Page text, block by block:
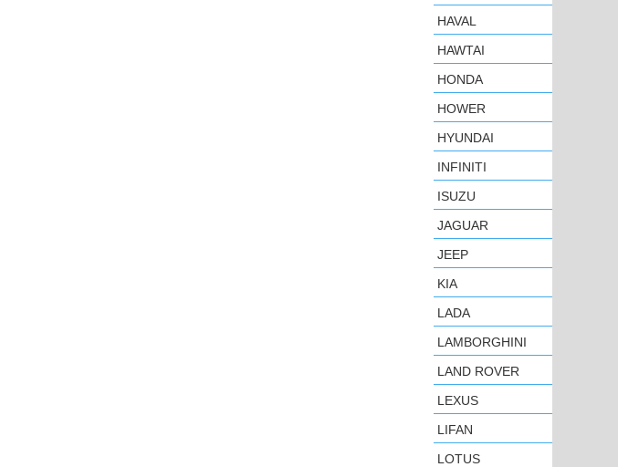
HAVAL
HAWTAI
HONDA
HOWER
HYUNDAI
INFINITI
ISUZU
JAGUAR
JEEP
KIA
LADA
LAMBORGHINI
LAND ROVER
LEXUS
LIFAN
LOTUS